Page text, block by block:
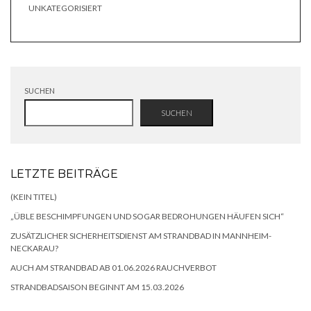
UNKATEGORISIERT
SUCHEN
SUCHEN
LETZTE BEITRÄGE
(KEIN TITEL)
„ÜBLE BESCHIMPFUNGEN UND SOGAR BEDROHUNGEN HÄUFEN SICH“
ZUSÄTZLICHER SICHERHEITSDIENST AM STRANDBAD IN MANNHEIM-
NECKARAU?
AUCH AM STRANDBAD AB 01.06.2026 RAUCHVERBOT
STRANDBADSAISON BEGINNT AM 15.03.2026